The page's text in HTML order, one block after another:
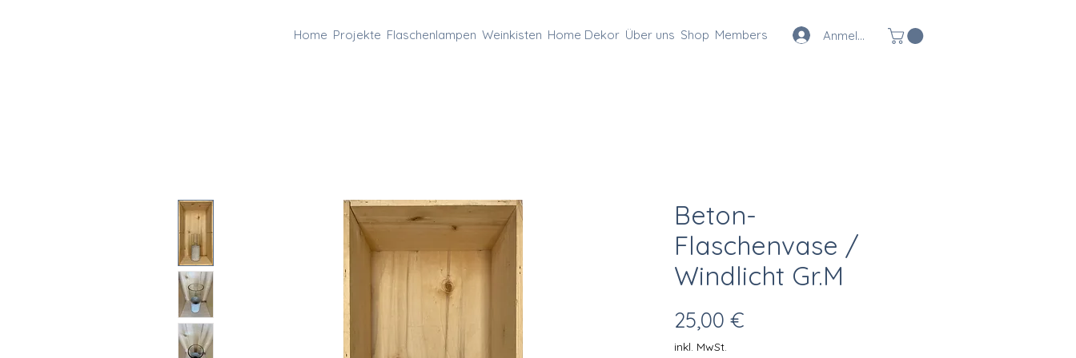
Home Projekte Flaschenlampen Weinkisten Home Dekor Über uns Shop Members Anmelden
Beton-
Flaschenvase /
Windlicht Gr.M
25,00 €
inkl. MwSt.